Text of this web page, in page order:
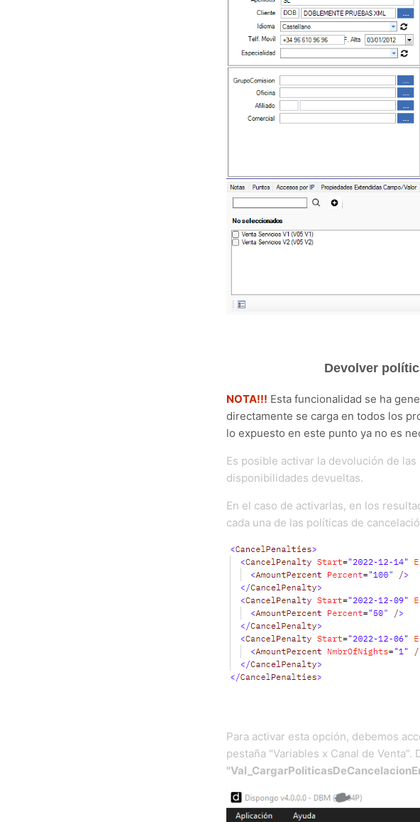
Devolver
NOTA!!! Esta funcionalidad se ha
directamente se carga en todos los
lo expuesto en este punto ya no es
Es posible activar la devolución de
disponibilidades devueltas.
En el caso de activarlas, en los
cada una de las políticas de
Para activar esta opción, debemos
pestaña "Variables x Canal de